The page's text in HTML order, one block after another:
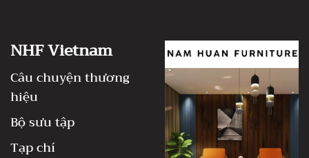
NHF Vietnam
Câu chuyện thương
hiệu
Bộ sưu tập
Tạp chí